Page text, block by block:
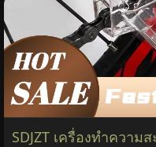
SDJZT เครื่องทำควา